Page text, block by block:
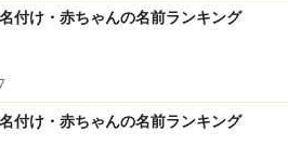
短い時間でも良いから幼稚園と
けられるようになるのはとても
ん自身も、子どもと離れている
ュできますしね。」
付け・赤ちゃんの名前ランキング
付け・赤ちゃんの名前ランキング